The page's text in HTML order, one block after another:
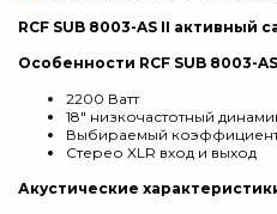
RCF SUB 8003-AS II активный
Особенности RCF SUB 8003-
2200 Ватт
18" низкочастотный
Выбираемый
Стерео XLR вход и выход
Акустические